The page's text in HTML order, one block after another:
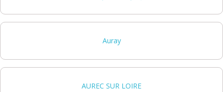
Auray
AUREC SUR LOIRE